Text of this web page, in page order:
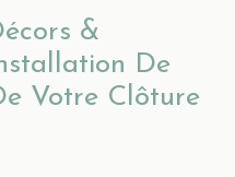
&
De
Votre Clôture